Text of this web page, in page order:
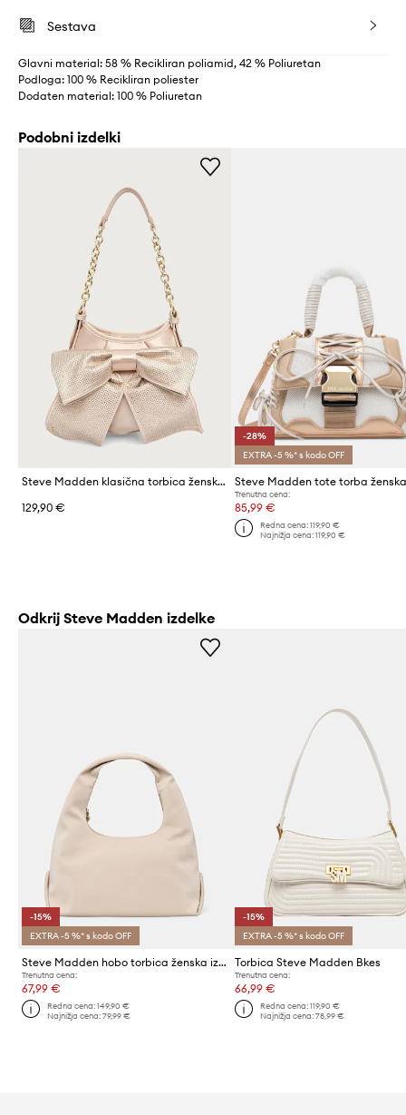
Sestava
Glavni material: 58 % Recikliran poliamid, 42 % Poliuretan
Podloga: 100 % Recikliran poliester
Dodaten material: 100 % Poliuretan
Podobni izdelki
Steve Madden klasična torbica ženska Blarinac
129,90 €
-28%
EXTRA -5 %* s kodo OFF
Trenutna cena:
85,99 €
Redna cena: 119,90 €
Najnižja cena: 119,90 €
Odkrij Steve Madden izdelke
-15%
EXTRA -5 %* s kodo OFF
Steve Madden hobo torbica ženska iz umetnega usnja Biva-V
Trenutna cena:
67,99 €
Redna cena:149,90 €
Najnižja cena:79,99 €
-15%
EXTRA -5 %* s kodo OFF
Torbica Steve Madden Bkes
Trenutna cena:
66,99 €
Redna cena: 119,90 €
Najnižja cena: 78,99 €